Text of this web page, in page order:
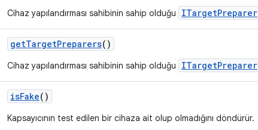
Cihaz yapılandırması sahibinin sahip olduğu ITargetPreparer
getTargetPreparers()
Cihaz yapılandırması sahibinin sahip olduğu ITargetPreparer
isFake()
Kapsayıcının test edilen bir cihaza ait olup olmadığını döndürür.